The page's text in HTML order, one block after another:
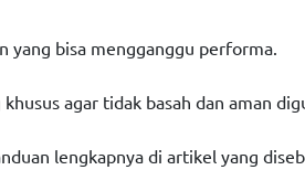
yang bisa mengganggu performa.
agar tidak basah dan aman
lengkapnya di artikel yang